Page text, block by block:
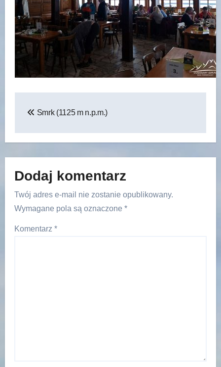
wpisu
Smrk (1125 m n.p.m.)
Dodaj komentarz
Twój adres e-mail nie zostanie opublikowany.
Wymagane pola są oznaczone *
Komentarz *